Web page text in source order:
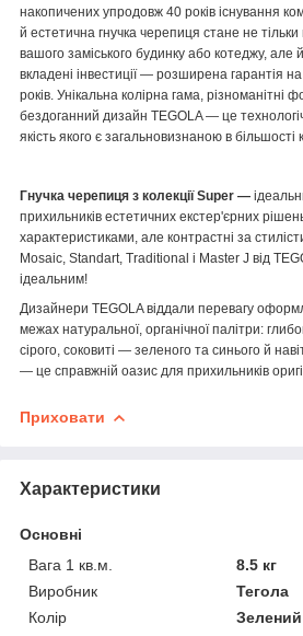
накопичених упродовж 40 років існування
й естетична гнучка черепиця стане не
вашого заміського будинку або котеджу, але
вкладені інвестиції — розширена гарантія
років. Унікальна колірна гама, різноманітні
бездоганний дизайн TEGOLA — це
якість якого є загальновизнаною в більшості
Гнучка черепиця з колекції Super —
прихильників естетичних екстер'єрних
характеристиками, але контрастні за
Mosaic, Standart, Traditional і Master J від
ідеальним!
Дизайнери TEGOLA віддали перевагу
межах натуральної, органічної палітри:
сірого, соковиті — зеленого та синього й
— це справжній оазис для прихильників
Приховати
Характеристики
Основні
Вага 1 кв.м.
8.5 кг
Виробник
Тегола
Колір
Зелений